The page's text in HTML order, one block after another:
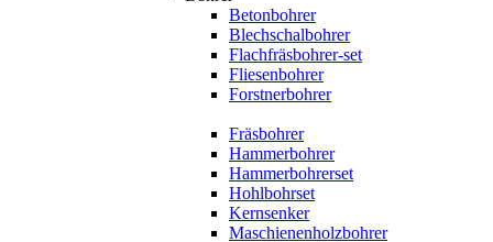
Betonbohrer
Blechschalbohrer
Flachfräsbohrer-set
Fliesenbohrer
Forstnerbohrer
Fräsbohrer
Hammerbohrer
Hammerbohrerset
Hohlbohrset
Kernsenker
Maschienenholzbohrer